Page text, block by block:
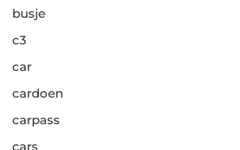
busje
c3
car
cardoen
carpass
cars